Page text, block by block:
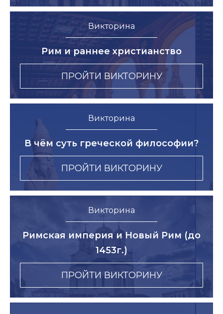
Викторина
Рим и раннее христианство
ПРОЙТИ ВИКТОРИНУ
Викторина
В чём суть греческой философии?
ПРОЙТИ ВИКТОРИНУ
Викторина
Римская империя и Новый Рим (до
1453г.)
ПРОЙТИ ВИКТОРИНУ